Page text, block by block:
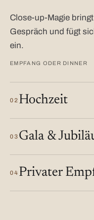
Close-up-Magie
Gespräch und fügt
ein.
EMPFANG ODER DINNER
02 Hochzeit
03 Gala &
04 Privater